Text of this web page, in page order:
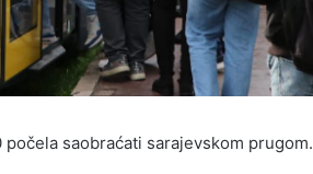
saobraćati sarajevskom prugom.